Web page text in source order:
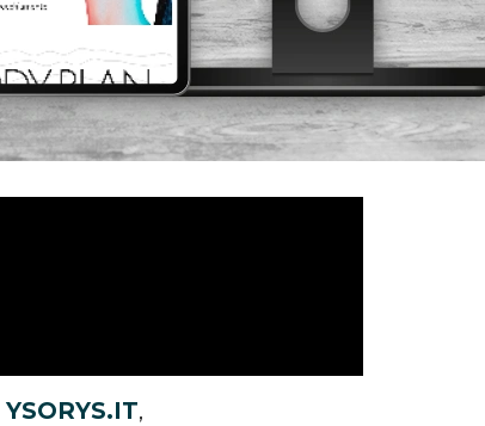
YSORYS.IT,